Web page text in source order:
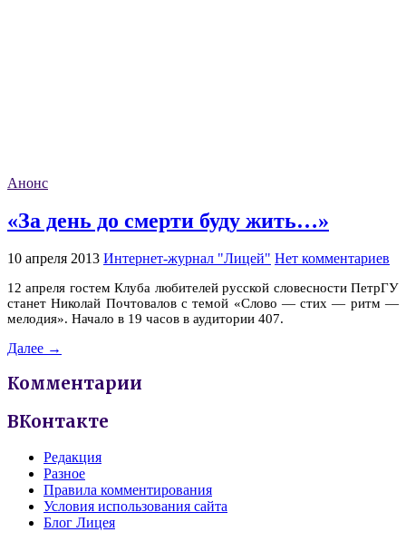
Анонс
«За день до смерти буду жить…»
10 апреля 2013 Интернет-журнал "Лицей" Нет комментариев
12 апреля гостем Клуба любителей русской словесности ПетрГУ
станет Николай Почтовалов с темой «Слово — стих — ритм —
мелодия». Начало в 19 часов в аудитории 407.
Далее →
Комментарии
ВКонтакте
Редакция
Разное
Правила комментирования
Условия использования сайта
Блог Лицея